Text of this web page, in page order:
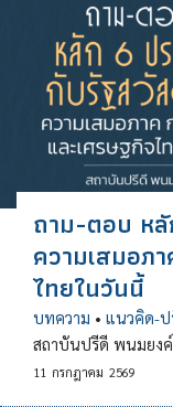
ถาม-ตอบ หลั
ความเสมอภ
ไทยในวันนี้
บทความ • แนวคิด-
สถาบันปรีดี พนมยงค์
11 กรกฎาคม 2569